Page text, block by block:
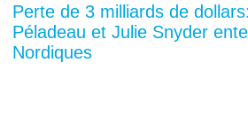
Perte de 3 milliards de
Péladeau et Julie Snyder
Nordiques